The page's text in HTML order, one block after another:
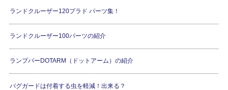
ランドクルーザー120プラド パーツ集！
ランドクルーザー100パーツの紹介
ランプバーDOTARM（ドットアーム）の紹介
バグガードは付着する虫を軽減！出来る？